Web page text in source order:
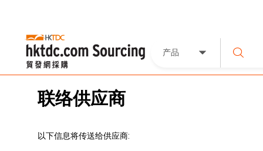
产品
联络供应商
以下信息将传送给供应商: